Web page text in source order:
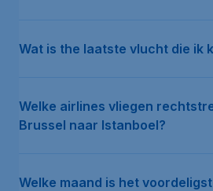
Wat is the laatste vlucht die ik
Welke airlines vliegen
Brussel naar Istanboel?
Welke maand is het